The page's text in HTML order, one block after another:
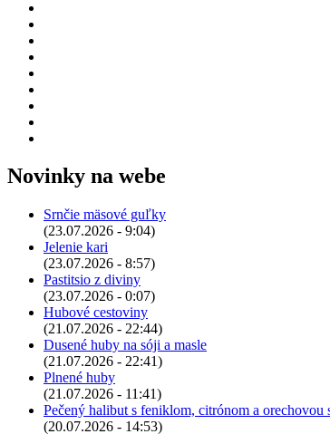
Novinky na webe
Srnčie mäsové guľky
(23.07.2026 - 9:04)
Jelenie kari
(23.07.2026 - 8:57)
Pastitsio z diviny
(23.07.2026 - 0:07)
Hubové cestoviny
(21.07.2026 - 22:44)
Dusené huby na sóji a masle
(21.07.2026 - 22:41)
Plnené huby
(21.07.2026 - 11:41)
Pečený halibut s feniklom, citrónom a orechovou
(20.07.2026 - 14:53)